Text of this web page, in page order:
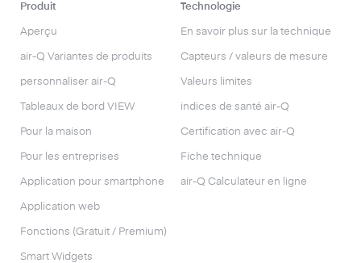
Produit
Aperçu
air-Q Variantes de produits
personnaliser air-Q
Tableaux de bord VIEW
Pour la maison
Pour les entreprises
Application pour smartphone
Application web
Fonctions (Gratuit / Premium)
Smart Widgets
Technologie
En savoir plus sur la technique
Capteurs / valeurs de mesure
Valeurs limites
indices de santé air-Q
Certification avec air-Q
Fiche technique
air-Q Calculateur en ligne